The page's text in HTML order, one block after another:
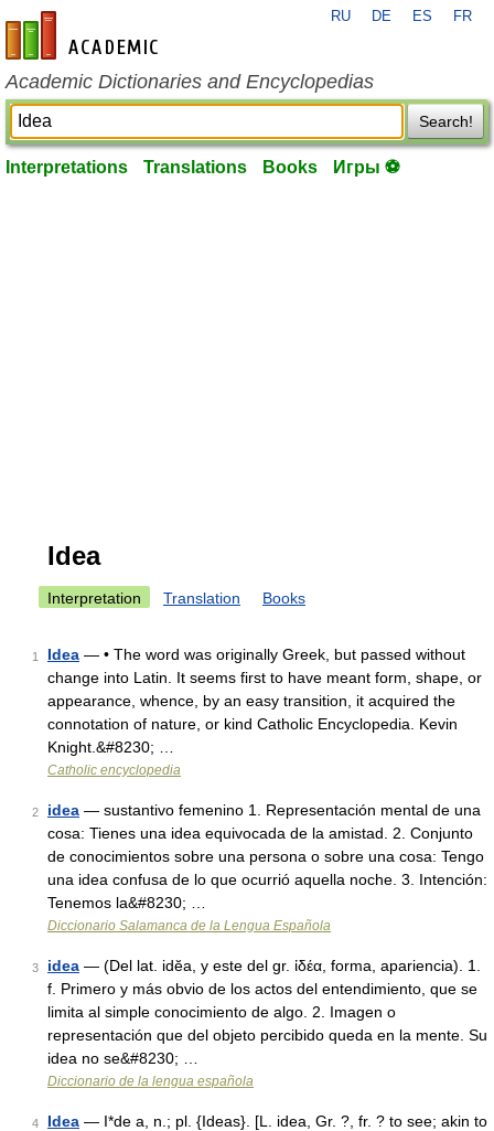
en-academic.com
RU DE ES FR
Academic Dictionaries and Encyclopedias
Search!
Interpretations Translations Books Игры ⚽
Idea
Interpretation Translation Books
1 Idea — • The word was originally Greek, but passed without
change into Latin. It seems first to have meant form, shape, or
appearance, whence, by an easy transition, it acquired the
connotation of nature, or kind Catholic Encyclopedia. Kevin
Knight.&#8230; …
Catholic encyclopedia
2 idea — sustantivo femenino 1. Representación mental de una
cosa: Tienes una idea equivocada de la amistad. 2. Conjunto
de conocimientos sobre una persona o sobre una cosa: Tengo
una idea confusa de lo que ocurrió aquella noche. 3. Intención:
Tenemos la&#8230; …
Diccionario Salamanca de la Lengua Española
3 idea — (Del lat. idĕa, y este del gr. ἰδέα, forma, apariencia). 1.
f. Primero y más obvio de los actos del entendimiento, que se
limita al simple conocimiento de algo. 2. Imagen o
representación que del objeto percibido queda en la mente. Su
idea no se&#8230; …
Diccionario de la lengua española
4 Idea — I*de a, n.; pl. {Ideas}. [L. idea, Gr. ?, fr. ? to see; akin to